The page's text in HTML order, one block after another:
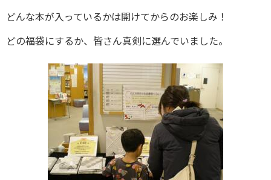
どんな本が入っているかは開けてからのお楽しみ！
どの福袋にするか、皆さん真剣に選んでいました。